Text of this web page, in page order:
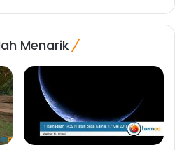
Menarik